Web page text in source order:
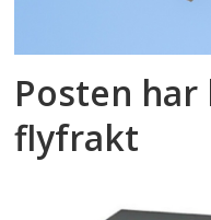
Posten
flyfrakt